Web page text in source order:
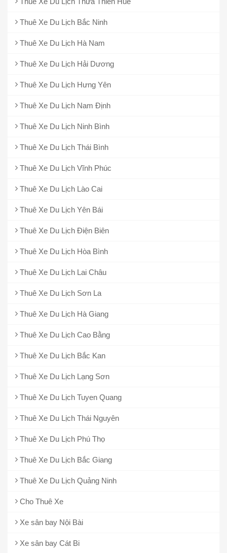
Thuê Xe Du Lịch Bắc Ninh
Thuê Xe Du Lịch Hà Nam
Thuê Xe Du Lịch Hải Dương
Thuê Xe Du Lịch Hưng Yên
Thuê Xe Du Lịch Nam Định
Thuê Xe Du Lịch Ninh Bình
Thuê Xe Du Lịch Thái Bình
Thuê Xe Du Lịch Vĩnh Phúc
Thuê Xe Du Lịch Lào Cai
Thuê Xe Du Lịch Yên Bái
Thuê Xe Du Lịch Điện Biên
Thuê Xe Du Lịch Hòa Bình
Thuê Xe Du Lịch Lai Châu
Thuê Xe Du Lịch Sơn La
Thuê Xe Du Lịch Hà Giang
Thuê Xe Du Lịch Cao Bằng
Thuê Xe Du Lịch Bắc Kan
Thuê Xe Du Lịch Lạng Sơn
Thuê Xe Du Lịch Tuyen Quang
Thuê Xe Du Lịch Thái Nguyên
Thuê Xe Du Lịch Phú Thọ
Thuê Xe Du Lịch Bắc Giang
Thuê Xe Du Lịch Quảng Ninh
Cho Thuê Xe
Xe sân bay Nội Bài
Xe sân bay Cát Bi